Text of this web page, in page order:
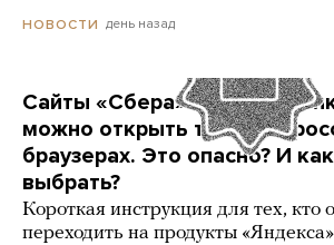
НОВОСТИ день назад
Сайты «Сбера» и других
можно открыть только в
браузерах. Это опасно? И
выбрать?
Короткая инструкция для тех, кто
переходить на продукты